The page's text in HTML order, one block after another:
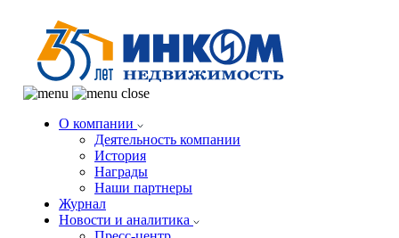
О компании
Деятельность компании
История
Награды
Наши партнеры
Журнал
Новости и аналитика